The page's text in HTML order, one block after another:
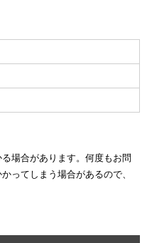
場合があります。何度もお問
ってしまう場合があるので、